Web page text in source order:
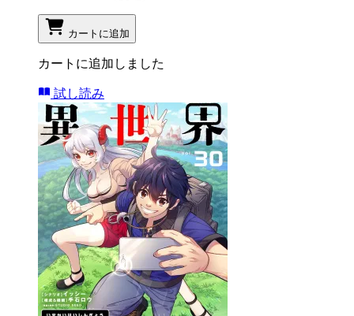
カートに追加
カートに追加しました
試し読み